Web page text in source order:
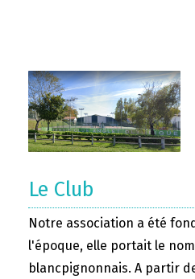
Le Club
Notre association a été
l'époque, elle portait le
blancpignonnais. A partir